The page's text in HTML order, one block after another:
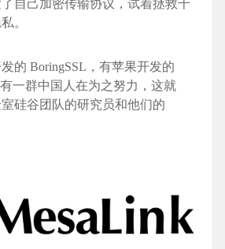
自己加密传输协议，试着拯救千
。
的 BoringSSL，有苹果开发的
一群中国人在为之努力，这就
硅谷团队的研究员和他们的